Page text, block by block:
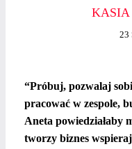
KASIA
23
“Próbuj, pozwalaj
pracować w zespole,
Aneta powiedziałaby
tworzy biznes